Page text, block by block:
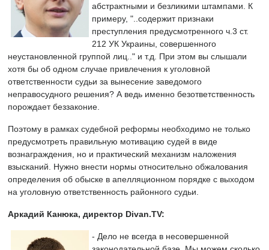
абстрактными и безликими штампами. К
примеру, "..содержит признаки
преступления предусмотренного ч.3 ст.
212 УК Украины, совершенного
неустановленной группой лиц.." и т.д. При этом вы слышали
хотя бы об одном случае привлечения к уголовной
ответственности судьи за вынесение заведомого
неправосудного решения? А ведь именно безответственность
порождает беззаконие.
Поэтому в рамках судебной реформы необходимо не только
предусмотреть правильную мотивацию судей в виде
вознаграждения, но и практический механизм наложения
взысканий. Нужно внести нормы относительно обжалования
определения об обыске в апелляционном порядке с выходом
на уголовную ответственность районного судьи.
Аркадий Канюка, директор Divan.TV:
- Дело не всегда в несовершенной